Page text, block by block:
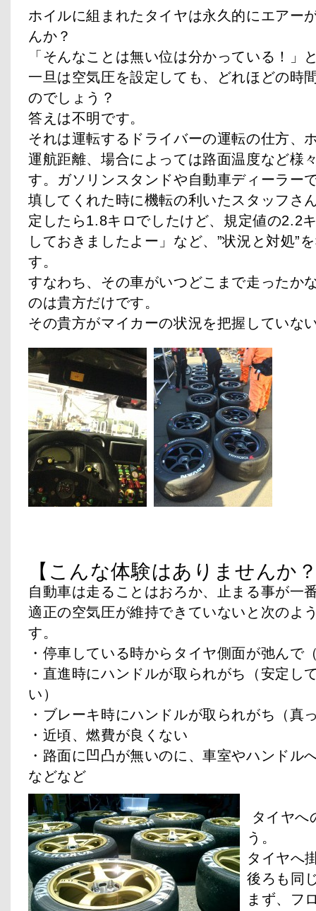
ホイルに組まれたタイヤは永久的にエアー
んか？
「そんなことは無い位は分かっている！」
一旦は空気圧を設定しても、どれほどの時
のでしょう？
答えは不明です。
それは運転するドライバーの運転の仕方、
運航距離、場合によっては路面温度など様
す。ガソリンスタンドや自動車ディーラー
填してくれた時に機転の利いたスタッフさ
定したら1.8キロでしたけど、規定値の2.2
しておきましたよー」など、”状況と対処”
す。
すなわち、その車がいつどこまで走ったか
のは貴方だけです。
その貴方がマイカーの状況を把握していな
【こんな体験はありませんか
自動車は走ることはおろか、止まる事が一
適正の空気圧が維持できていないと次のよ
す。
・停車している時からタイヤ側面が弛んで
・直進時にハンドルが取られがち（安定し
い）
・ブレーキ時にハンドルが取られがち（真
・近頃、燃費が良くない
・路面に凹凸が無いのに、車室やハンドル
などなど
タイヤへ
う。
タイヤへ
後ろも同
まず、フ